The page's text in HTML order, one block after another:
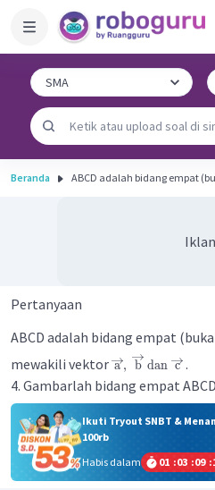
Beranda ABCD adalah bidang empat
Iklan
Pertanyaan
ABCD adalah bidang empat
mewakili vektor a , b dan c .
4. Gambarlah bidang empat ABCD
Ikuti Tryout SNBT &
100rb
Habis dalam
01 :03 :09 :